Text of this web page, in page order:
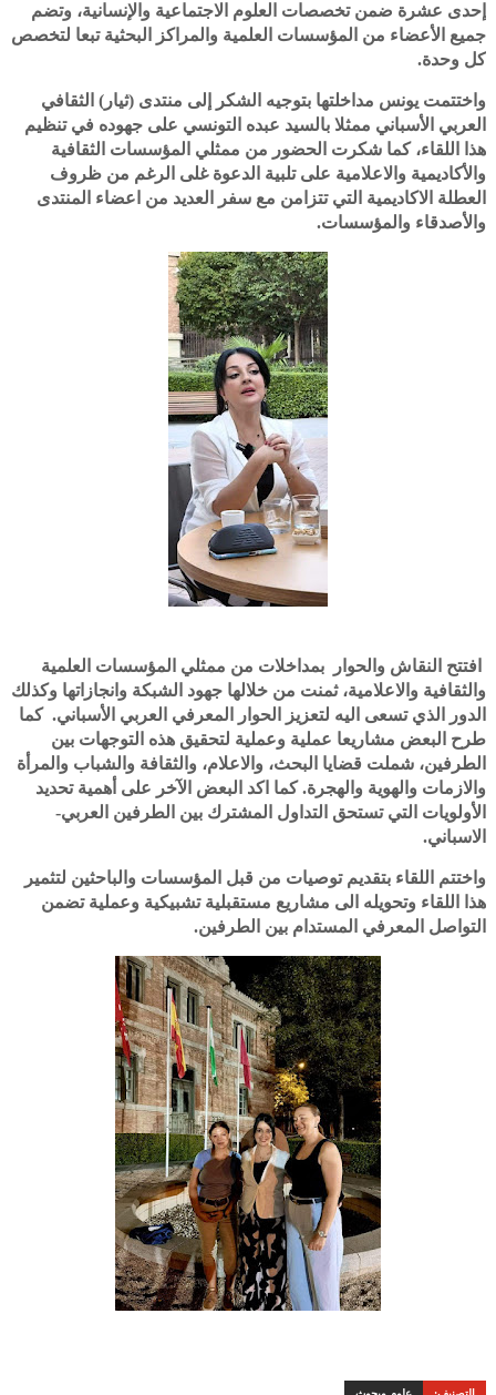
إحدى عشرة ضمن تخصصات العلوم الاجتماعية والإنسانية، وتضم
جميع الأعضاء من المؤسسات العلمية والمراكز البحثية تبعا لتخصص
كل وحدة.
واختتمت يونس مداخلتها بتوجيه الشكر إلى منتدى (ثيار) الثقافي
العربي الأسباني ممثلا بالسيد عبده التونسي على جهوده في تنظيم
هذا اللقاء، كما شكرت الحضور من ممثلي المؤسسات الثقافية
والأكاديمية والاعلامية على تلبية الدعوة غلى الرغم من ظروف
العطلة الاكاديمية التي تتزامن مع سفر العديد من اعضاء المنتدى
والأصدقاء والمؤسسات.
افتتح النقاش والحوار بمداخلات من ممثلي المؤسسات العلمية
والثقافية والاعلامية، ثمنت من خلالها جهود الشبكة وانجازاتها وكذلك
الدور الذي تسعى اليه لتعزيز الحوار المعرفي العربي الأسباني. كما
طرح البعض مشاريعا عملية وعملية لتحقيق هذه التوجهات بين
الطرفين، شملت قضايا البحث، والاعلام، والثقافة والشباب والمرأة
والازمات والهوية والهجرة. كما اكد البعض الآخر على أهمية تحديد
الأولويات التي تستحق التداول المشترك بين الطرفين العربي-
الاسباني.
واختتم اللقاء بتقديم توصيات من قبل المؤسسات والباحثين لتثمير
هذا اللقاء وتحويله الى مشاريع مستقبلية تشبيكية وعملية تضمن
التواصل المعرفي المستدام بين الطرفين.